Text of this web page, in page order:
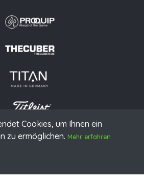
Cookies, um Ihnen ein
zu ermöglichen. Mehr erfahren
© 2026 PGAoG